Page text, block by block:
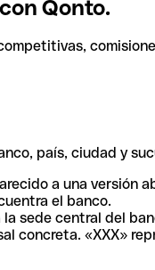
Qonto.
país, ciudad y
a una versión
el banco.
sede central del
concreta. «XXX»